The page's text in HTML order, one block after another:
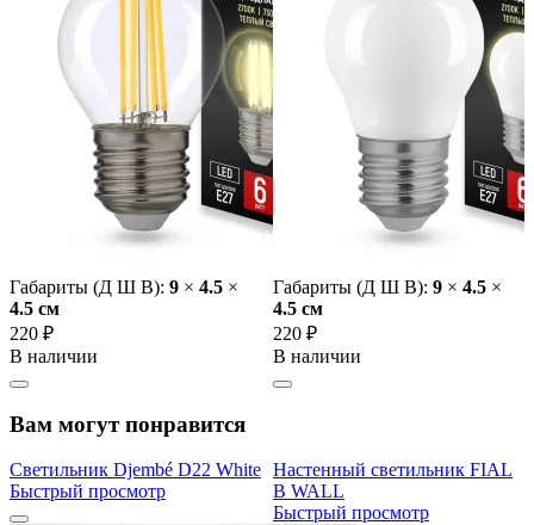
Габариты (Д Ш В): 9 × 4.5 ×
4.5 cм
220 ₽
В наличии
Габариты (Д Ш В): 9 × 4.5 ×
4.5 cм
220 ₽
В наличии
Вам могут понравится
Светильник Djembé D22 White
Быстрый просмотр
Настенный светильник FIAL
B WALL
Быстрый просмотр